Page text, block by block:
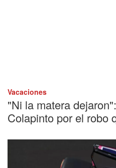
Vacaciones
"Ni la matera
Colapinto por el robo